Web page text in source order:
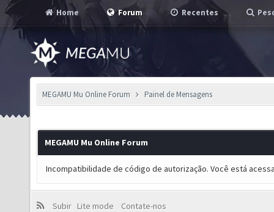
Home Forum Recentes
MEGAMU Mu Online Forum Painel de Mensagens
MEGAMU Mu Online Forum
Incompatibilidade de código de autorização. Você está
Subir Lite mode
Contate-nos